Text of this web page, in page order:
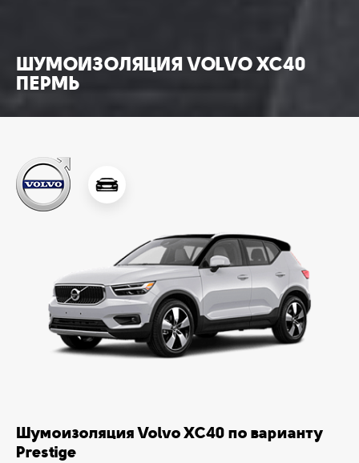
ШУМОИЗОЛЯЦИЯ VOLVO XC40
ПЕРМЬ
Шумоизоляция Volvo XC40 по варианту
Prestige